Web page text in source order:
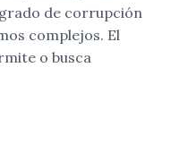
de corrupción
complejos. El
o busca